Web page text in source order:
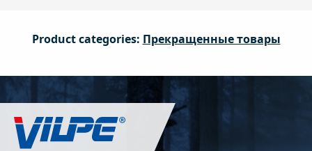
Product categories: Прекращенные товары